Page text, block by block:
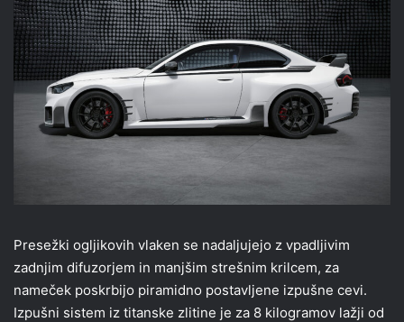
Presežki ogljikovih vlaken se nadaljujejo z vpadljivim
zadnjim difuzorjem in manjšim strešnim krilcem, za
nameček poskrbijo piramidno postavljene izpušne cevi.
Izpušni sistem iz titanske zlitine je za 8 kilogramov lažji od